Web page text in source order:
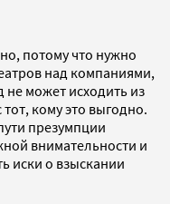
потому что нужно
над компаниями,
не может исходить из
кому это выгодно.
презумпции
внимательности и
иски о взыскании